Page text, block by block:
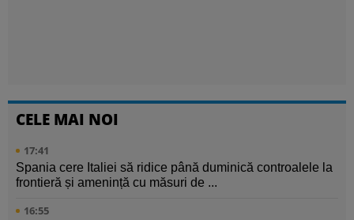
CELE MAI NOI
17:41
Spania cere Italiei să ridice până duminică controalele la
frontieră și amenință cu măsuri de ...
16:55